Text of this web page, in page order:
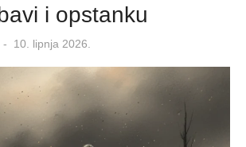
i opstanku
Posted
10. lipnja 2026.